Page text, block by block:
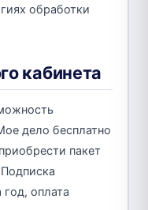
обработки
кабинета
дело бесплатно
пакет
оплата